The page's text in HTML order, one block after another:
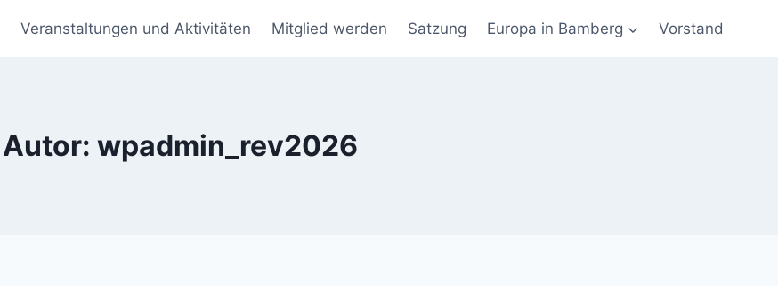
Veranstaltungen und Aktivitäten Mitglied werden Satzung Europa in Bamberg Vorstand
Autor: wpadmin_rev2026